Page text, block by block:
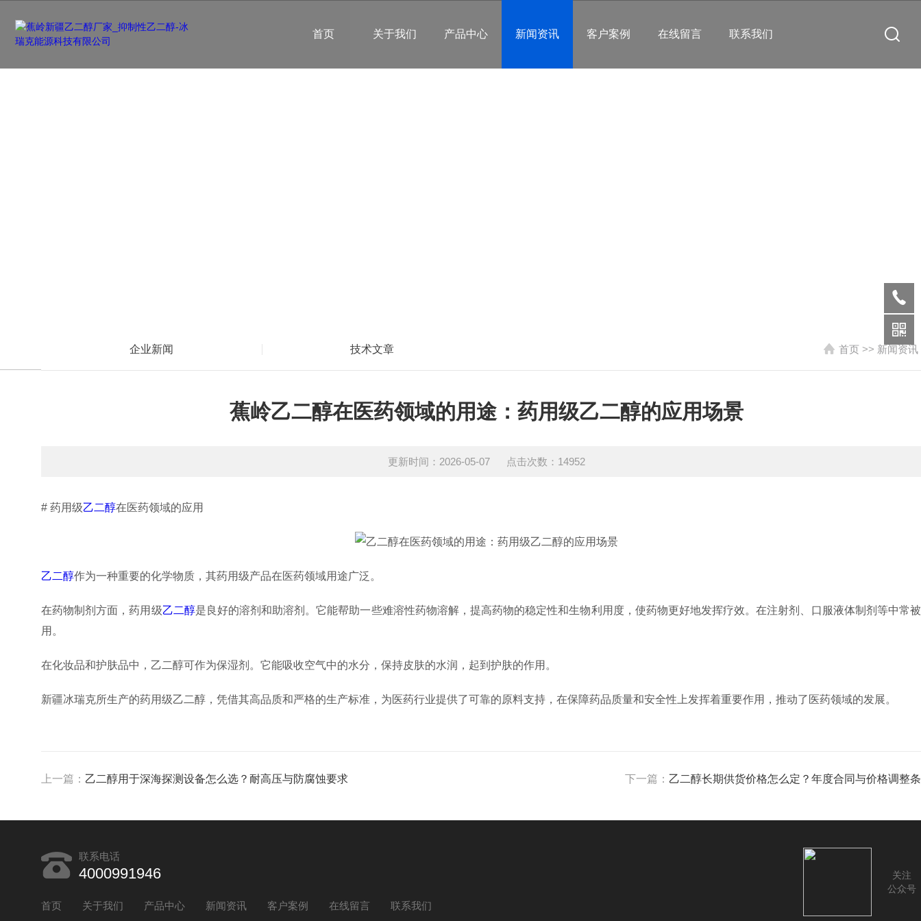
首页 关于我们 产品中心 新闻资讯 客户案例 在线留言 联系我们
企业新闻 技术文章 首页 >> 新闻资讯
蕉岭乙二醇在医药领域的用途：药用级乙二醇的应用场景
更新时间：2026-05-07 点击次数：14952
# 药用级乙二醇在医药领域的应用
乙二醇作为一种重要的化学物质，其药用级产品在医药领域用途广泛。
在药物制剂方面，药用级乙二醇是良好的溶剂和助溶剂。它能帮助一些难溶性药物溶解，提高药物的稳定性和生物利用度，使药物更好地发挥疗效。在注射剂、口服液体制剂等中常
用。
在化妆品和护肤品中，乙二醇可作为保湿剂。它能吸收空气中的水分，保持皮肤的水润，起到护肤的作用。
新疆冰瑞克所生产的药用级乙二醇，凭借其高品质和严格的生产标准，为医药行业提供了可靠的原料支持，在保障药品质量和安全性上发挥着重要作用，推动了医药领域的发展。
上一篇： 乙二醇用于深海探测设备怎么选？耐高压与防腐蚀要求​ 下一篇： 乙二醇长期供货价格怎么定？年度合同与价格调整
联系电话
4000991946
首页 关于我们 产品中心 新闻资讯 客户案例 在线留言 联系我们
关注
公众号